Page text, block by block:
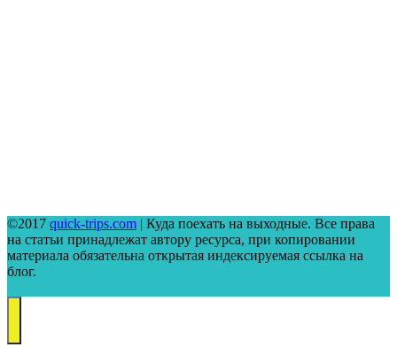
©2017 quick-trips.com | Куда поехать на выходные. Все права
на статьи принадлежат автору ресурса, при копировании
материала обязательна открытая индексируемая ссылка на
блог.